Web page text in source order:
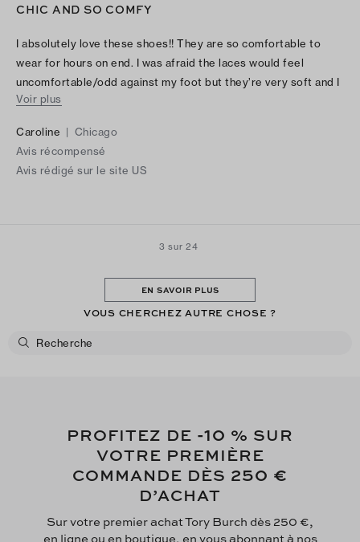
CHIC AND SO COMFY
I absolutely love these shoes!! They are so comfortable to
wear for hours on end. I was afraid the laces would feel
uncomfortable/odd against my foot but they’re very soft and I
hardly notice them. I’ve gotten so many compliments and I can
I’ve made in a long time.
Voir plus
Caroline | Chicago
Avis récompensé
Avis rédigé sur le site US
3 sur 24
EN SAVOIR PLUS
VOUS CHERCHEZ AUTRE CHOSE ?
PROFITEZ DE -10 % SUR
VOTRE PREMIÈRE
COMMANDE DÈS 250 €
D’ACHAT
Sur votre premier achat Tory Burch dès 250 €,